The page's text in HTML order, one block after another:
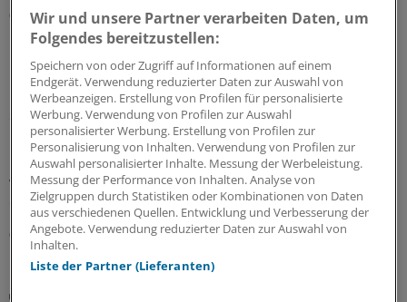
07.08.2026
Leitliniennutzung
Hausärzte wünschen sich Leitlinien kürzer,
strukturierter und praxisnäher
In hausärztlichen Praxen wird durchaus regelmäßig auf
Leitlinien zurückgegriffen – eine Umfrage zeigt allerdings
wegen Zeitmangels und zu umfangreicher Dokumente
deutlichen Verbesserungsbedarf.
03.08.2026
Wir und unsere Partner verarbeiten Daten, um
Folgendes bereitzustellen:
Speichern von oder Zugriff auf Informationen auf einem
Endgerät. Verwendung reduzierter Daten zur Auswahl von
Werbeanzeigen. Erstellung von Profilen für personalisierte
Werbung. Verwendung von Profilen zur Auswahl
personalisierter Werbung. Erstellung von Profilen zur
Personalisierung von Inhalten. Verwendung von Profilen zur
Auswahl personalisierter Inhalte. Messung der Werbeleistung.
Messung der Performance von Inhalten. Analyse von
Zielgruppen durch Statistiken oder Kombinationen von Daten
aus verschiedenen Quellen. Entwicklung und Verbesserung der
Angebote. Verwendung reduzierter Daten zur Auswahl von
Inhalten.
Liste der Partner (Lieferanten)